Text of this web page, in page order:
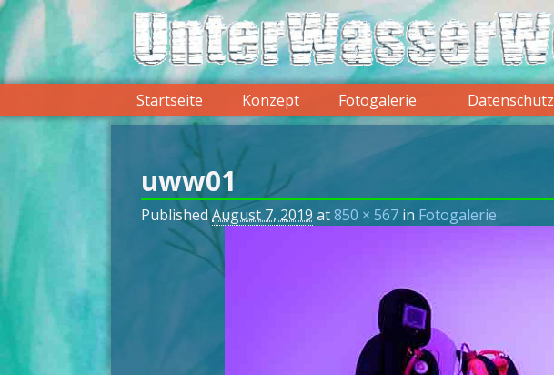
Startseite Konzept Fotogalerie Datenschutz
uww01
PublishedAugust 7, 2019 at850 × 567 in Fotogalerie